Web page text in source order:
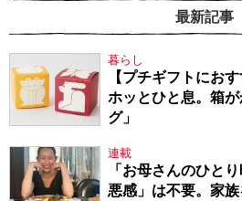
最新記事
暮らし
【プチギフトにお
ホッとひと息。箱
グ」
連載
「お母さんのひと
悪感」は不要。家